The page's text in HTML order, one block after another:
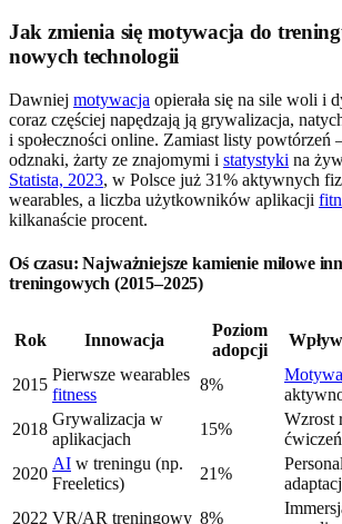
Jak zmienia się motywacja do
nowych technologii
Dawniej motywacja opierała się na sile woli i
coraz częściej napędzają ją grywalizacja,
i społeczności online. Zamiast listy
odznaki, żarty ze znajomymi i statystyki na
Statista, 2023, w Polsce już 31% aktywnych
wearables, a liczba użytkowników aplikacji
kilkanaście procent.
Oś czasu: Najważniejsze kamienie milowe
treningowych (2015–2025)
Rok Innowacja
Poziom
adopcji
2015
Pierwsze wearables
fitness
8%
2018
Grywalizacja w
aplikacjach
15%
Wzrost
ćwiczeń
2020
AI w treningu (np.
Freeletics)
21%
2022 VR/AR treningowy 8%